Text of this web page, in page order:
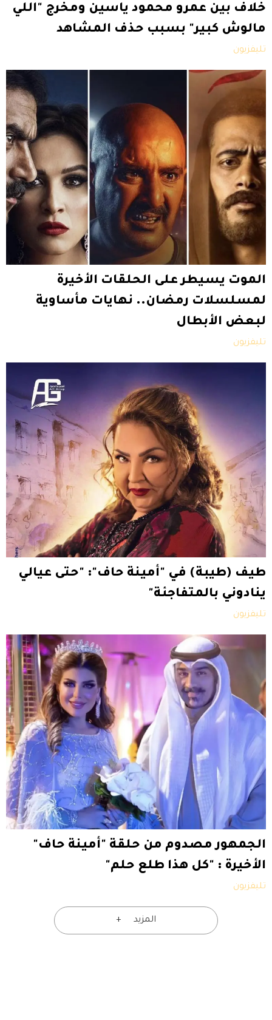
خلاف بين عمرو محمود ياسين ومخرج "اللي
مالوش كبير" بسبب حذف المشاهد
تليفزيون
الموت يسيطر على الحلقات الأخيرة
لمسلسلات رمضان.. نهايات مأساوية
لبعض الأبطال
تليفزيون
طيف (طيبة) في "أمينة حاف": "حتى عيالي
ينادوني بالمتفاجئة"
تليفزيون
الجمهور مصدوم من حلقة "أمينة حاف"
الأخيرة : "كل هذا طلع حلم"
تليفزيون
المزيد